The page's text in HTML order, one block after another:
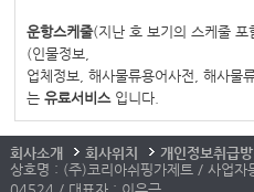
운항스케줄(지난 호 보기의 스케줄
(인물정보,
업체정보, 해사물류용어사전, 해사물
는유료서비스입니다.
회사소개 회사위치 개인정보취급
상호명 : (주)코리아쉬핑가제트 / 사업